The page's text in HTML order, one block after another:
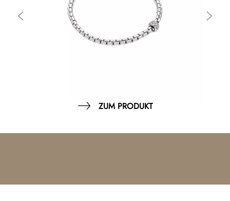
ZUM PRODUKT